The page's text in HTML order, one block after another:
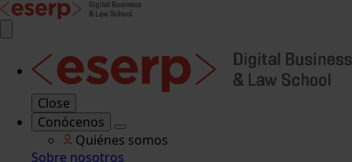
Close
Conócenos
Quiénes somos
Sobre nosotros